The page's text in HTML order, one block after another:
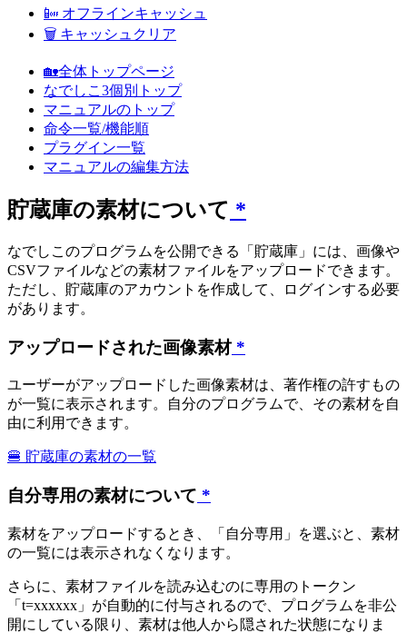
📴 オフラインキャッシュ
🗑 キャッシュクリア
🏡全体トップページ
なでしこ3個別トップ
マニュアルのトップ
命令一覧/機能順
プラグイン一覧
マニュアルの編集方法
貯蔵庫の素材について *
なでしこのプログラムを公開できる「貯蔵庫」には、画像や
CSVファイルなどの素材ファイルをアップロードできます。
ただし、貯蔵庫のアカウントを作成して、ログインする必要
があります。
アップロードされた画像素材*
ユーザーがアップロードした画像素材は、著作権の許すもの
が一覧に表示されます。自分のプログラムで、その素材を自
由に利用できます。
🍔 貯蔵庫の素材の一覧
自分専用の素材について *
素材をアップロードするとき、「自分専用」を選ぶと、素材
の一覧には表示されなくなります。
さらに、素材ファイルを読み込むのに専用のトークン
「t=xxxxxx」が自動的に付与されるので、プログラムを非公
開にしている限り、素材は他人から隠された状態になりま